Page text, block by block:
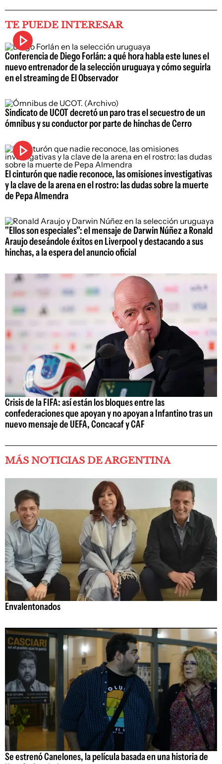
TE PUEDE INTERESAR
Conferencia de Diego Forlán: a qué hora habla este lunes el
nuevo entrenador de la selección uruguaya y cómo seguirla
en el streaming de El Observador
Sindicato de UCOT decretó un paro tras el secuestro de un
ómnibus y su conductor por parte de hinchas de Cerro
El cinturón que nadie reconoce, las omisiones investigativas
y la clave de la arena en el rostro: las dudas sobre la muerte
de Pepa Almendra
"Ellos son especiales": el mensaje de Darwin Núñez a Ronald
Araujo deseándole éxitos en Liverpool y destacando a sus
hinchas, a la espera del anuncio oficial
Crisis de la FIFA: así están los bloques entre las
confederaciones que apoyan y no apoyan a Infantino tras un
nuevo mensaje de UEFA, Concacaf y CAF
MÁS NOTICIAS DE ARGENTINA
Envalentonados
Se estrenó Canelones, la película basada en una historia de